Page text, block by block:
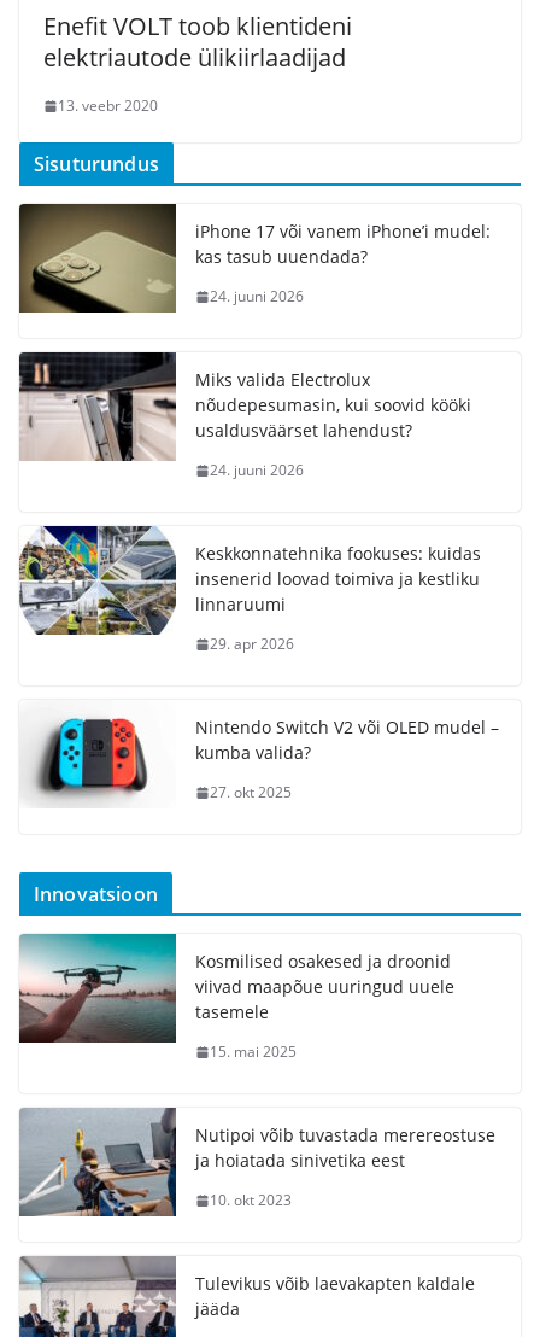
Enefit VOLT toob klientideni
elektriautode ülikiirlaadijad
13. veebr 2020
Sisuturundus
iPhone 17 või vanem iPhone’i mudel:
kas tasub uuendada?
24. juuni 2026
Miks valida Electrolux
nõudepesumasin, kui soovid kööki
usaldusväärset lahendust?
24. juuni 2026
Keskkonnatehnika fookuses: kuidas
insenerid loovad toimiva ja kestliku
linnaruumi
29. apr 2026
Nintendo Switch V2 või OLED mudel –
kumba valida?
27. okt 2025
Innovatsioon
Kosmilised osakesed ja droonid
viivad maapõue uuringud uuele
tasemele
15. mai 2025
Nutipoi võib tuvastada merereostuse
ja hoiatada sinivetika eest
10. okt 2023
Tulevikus võib laevakapten kaldale
jääda